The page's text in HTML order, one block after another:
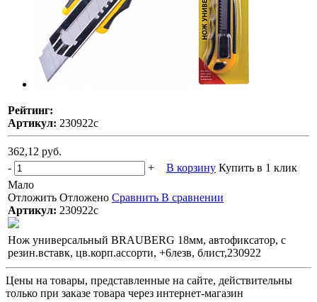
Рейтинг:
Артикул: 230922с
362,12 руб.
-
+ В корзину Купить в 1 клик
Мало
Отложить Отложено Сравнить В сравнении
Артикул: 230922с
Нож универсальный BRAUBERG 18мм, автофиксатор, с
резин.вставк, цв.корп.ассорти, +6лезв, блист,230922
Цены на товары, представленные на сайте, действительны
только при заказе товара через интернет-магазин